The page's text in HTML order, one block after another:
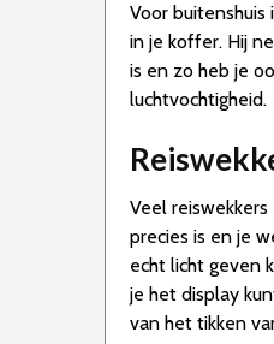
Voor
in je koffer. Hij
is en zo heb je
luchtvochtigheid.
Veel
precies is en je
echt licht geven
je het display
van het tikken